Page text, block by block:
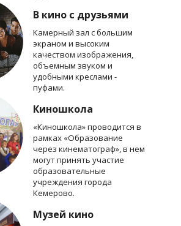
В кино с друзьями
Камерный зал с большим
экраном и высоким
качеством изображения,
объемным звуком и
удобными креслами -
пуфами.
Киношкола
«Киношкола» проводится в
рамках «Образование
через кинематограф», в нем
могут принять участие
образовательные
учреждения города
Кемерово.
Музей кино